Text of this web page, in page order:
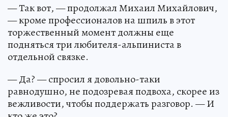
— Так вот, — продолжал Михаил Михайлович,
— кроме профессионалов на шпиль в этот
торжественный момент должны еще
подняться три любителя-альпиниста в
отдельной связке.
— Да? — спросил я довольно-таки
равнодушно, не подозревая подвоха, скорее из
вежливости, чтобы поддержать разговор. — И